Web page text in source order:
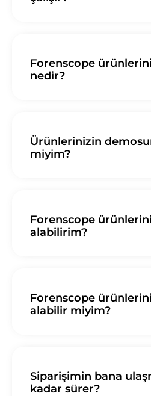
Forenscope
nedir?
Ürünlerinizin
miyim?
Forenscope ürünlerini
alabilirim?
Forenscope
alabilir miyim?
Siparişimin bana
kadar sürer?